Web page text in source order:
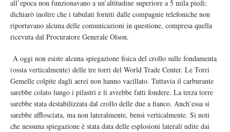
all’epoca non funzionavano a un’altitudine superiore a 5 mila piedi;
dichiarò inoltre che i tabulati forniti dalle compagnie telefoniche non
riportavano alcuna delle comunicazioni in questione, compresa quella
ricevuta dal Procuratore Generale Olson.
A oggi non esiste alcuna spiegazione fisica del crollo sulle fondamenta
(ossia verticalmente) delle tre torri del World Trade Center. Le Torri
Gemelle colpite dagli aerei non hanno vacillato. Tuttavia il carburante
sarebbe colato lungo i pilastri e li avrebbe fatti fondere. La terza torre
sarebbe stata destabilizzata dal crollo delle due a fianco. Anch’essa si
sarebbe afflosciata, ma non lateralmente, bensì verticalmente. Si noti
che nessuna spiegazione è stata data delle esplosioni laterali udite dai